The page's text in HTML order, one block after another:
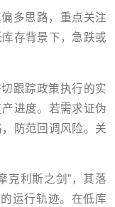
多思路，重点关注
存背景下，急跌或
跟踪政策执行的实
进度。若需求证伪
防范回调风险。关
克利斯之剑”，其落
运行轨迹。在低库